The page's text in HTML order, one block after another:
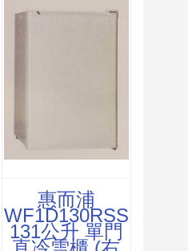
惠而浦
WF1D130RSS
131公升 單門